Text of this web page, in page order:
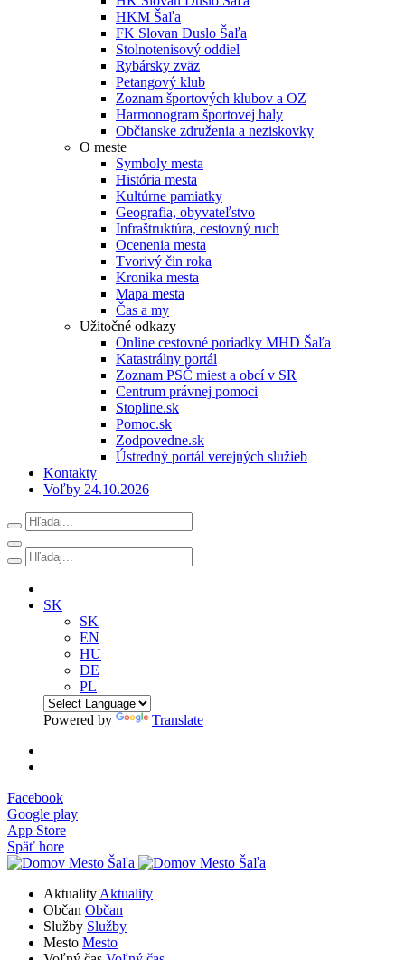
HKM Šaľa
FK Slovan Duslo Šaľa
Stolnotenisový oddiel
Rybársky zväz
Petangový klub
Zoznam športových klubov a OZ
Harmonogram športovej haly
Občianske združenia a neziskovky
O meste
Symboly mesta
História mesta
Kultúrne pamiatky
Geografia, obyvateľstvo
Infraštruktúra, cestovný ruch
Ocenenia mesta
Tvorivý čin roka
Kronika mesta
Mapa mesta
Čas a my
Užitočné odkazy
Online cestovné poriadky MHD Šaľa
Katastrálny portál
Zoznam PSČ miest a obcí v SR
Centrum právnej pomoci
Stopline.sk
Pomoc.sk
Zodpovedne.sk
Ústredný portál verejných služieb
Kontakty
Voľby 24.10.2026
SK
SK
EN
HU
DE
PL
Powered by Translate
Facebook
Google play
App Store
Späť hore
Aktuality Aktuality
Občan Občan
Služby Služby
Mesto Mesto